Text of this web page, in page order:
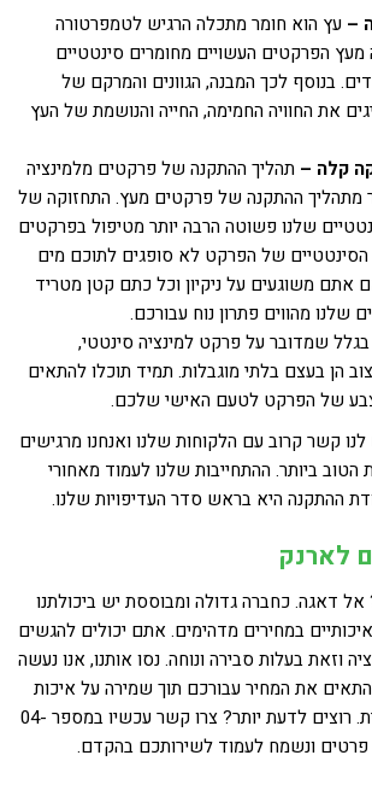
– עץ הוא חומר מתכלה הרגיש לטמפרטורה
מעץ הפרקטים העשויים מחומרים סינטטיים
בנוסף לכך המבנה, הגוונים והמרקם של
את החוויה החמימה, החייה והנושמת של העץ
קלה – תהליך ההתקנה של פרקטים מלמינציה
מתהליך ההתקנה של פרקטים מעץ. התחזוקה של
שלנו פשוטה הרבה יותר מטיפול בפרקטים
של הפרקט לא סופגים לתוכם מים
אתם משוגעים על ניקיון וכל כתם קטן מטריד
מהווים פתרון נוח עבורכם.
בגלל שמדובר על פרקט למינציה סינטטי,
הן בעצם בלתי מוגבלות. תמיד תוכלו להתאים
של הפרקט לטעם האישי שלכם.
קשר קרוב עם הלקוחות שלנו ואנחנו מרגישים
ביותר. ההתחייבות שלנו לעמוד מאחורי
ההתקנה היא בראש סדר העדיפויות שלנו.
לארנק
דאגה. כחברה גדולה ומבוססת יש ביכולתנו
במחירים מדהימים. אתם יכולים להגשים
וזאת בעלות סבירה ונוחה. נסו אותנו, אנו נעשה
את המחיר עבורכם תוך שמירה על איכות
ורמת גימור אופטימלית. רוצים לדעת יותר? צרו קשר עכשיו במספר 04-